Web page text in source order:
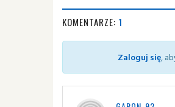
KOMENTARZE: 1
Zaloguj się,